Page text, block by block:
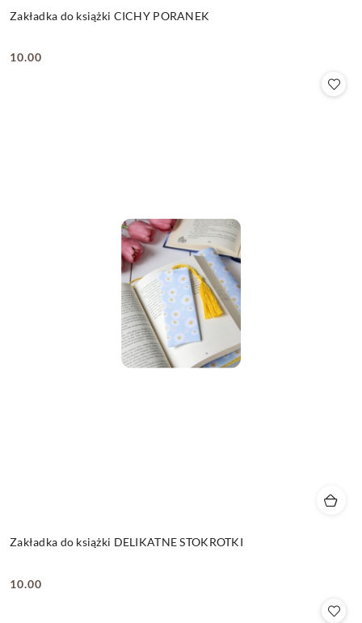
Zakładka do książki CICHY PORANEK
Cena:
10.00
Zakładka do książki DELIKATNE STOKROTKI
Cena:
10.00